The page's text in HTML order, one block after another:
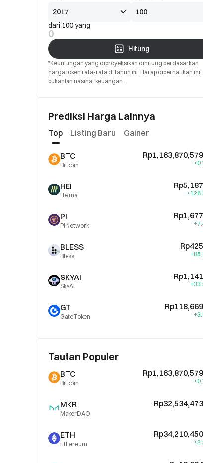
dari 100 yang
0
Hitung
*Keuntungan yang diproyeksikan dihitung berdasarkan
harga token rata-rata di tahun ini. Harap diperhatikan ini
bukanlah nasihat keuangan.
Prediksi Harga Lainnya
Top Listing Baru Gainer
BTC
Bitcoin
HEI
Heima
PI
Pi Network
BLESS
Bless
SKYAI
SkyAI
GT
GateToken
Tautan Populer
BTC
Bitcoin
MKR
MakerDAO
ETH
Ethereum